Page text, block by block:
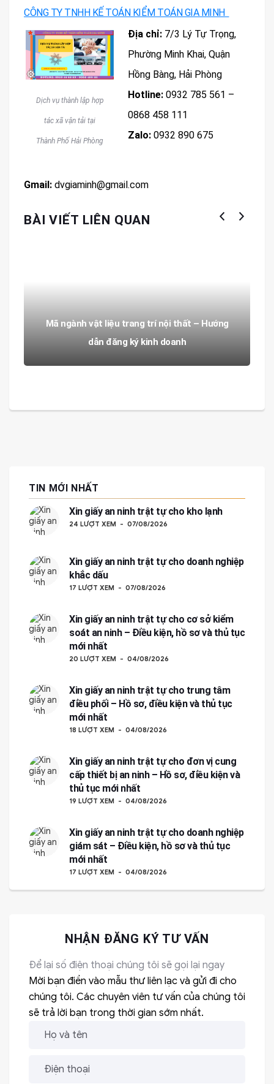
CÔNG TY TNHH KẾ TOÁN KIỂM TOÁN GIA MINH
Dịch vụ thành lập hợp
tác xã vận tải tại
Thành Phố Hải Phòng
Địa chỉ: 7/3 Lý Tự Trọng,
Phường Minh Khai, Quận
Hồng Bàng, Hải Phòng
Hotline: 0932 785 561 –
0868 458 111
Zalo: 0932 890 675
Gmail: dvgiaminh@gmail.com
BÀI VIẾT LIÊN QUAN
Mã ngành vật liệu trang trí nội thất – Hướng
dẫn đăng ký kinh doanh
TIN MỚI NHẤT
Xin giấy an ninh trật tự cho kho lạnh
24 LƯỢT XEM 07/08/2026
Xin giấy an ninh trật tự cho doanh nghiệp
khắc dấu
17 LƯỢT XEM 07/08/2026
Xin giấy an ninh trật tự cho cơ sở kiểm
soát an ninh – Điều kiện, hồ sơ và thủ tục
mới nhất
20 LƯỢT XEM 04/08/2026
Xin giấy an ninh trật tự cho trung tâm
điều phối – Hồ sơ, điều kiện và thủ tục
mới nhất
18 LƯỢT XEM 04/08/2026
Xin giấy an ninh trật tự cho đơn vị cung
cấp thiết bị an ninh – Hồ sơ, điều kiện và
thủ tục mới nhất
19 LƯỢT XEM 04/08/2026
Xin giấy an ninh trật tự cho doanh nghiệp
giám sát – Điều kiện, hồ sơ và thủ tục
mới nhất
17 LƯỢT XEM 04/08/2026
NHẬN ĐĂNG KÝ TƯ VẤN
Để lại số điện thoại chúng tôi sẽ gọi lại ngay
Mời bạn điền vào mẫu thư liên lạc và gửi đi cho
chúng tôi. Các chuyên viên tư vấn của chúng tôi
sẽ trả lời bạn trong thời gian sớm nhất.